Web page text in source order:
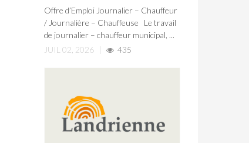
Offre d’Emploi Journalier – Chauffeur
/ Journalière – Chauffeuse Le travail
de journalier – chauffeur municipal, ...
JUIL 02, 2026
| 435